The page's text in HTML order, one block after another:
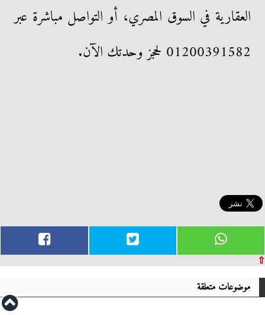
العقارية في السوق المصري، أو التواصل مباشرة عبر
01200391582 لحجز وحدتك الآن.
⇧
موضوعات متعلقة